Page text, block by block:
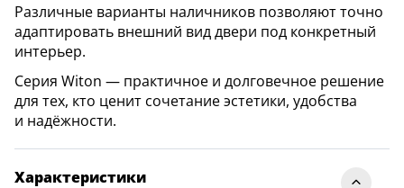
Различные варианты наличников позволяют точно
адаптировать внешний вид двери под конкретный
интерьер.
Серия Witon — практичное и долговечное решение
для тех, кто ценит сочетание эстетики, удобства
и надёжности.
Характеристики